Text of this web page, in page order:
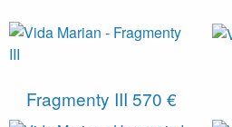
Fragmenty III 570 €